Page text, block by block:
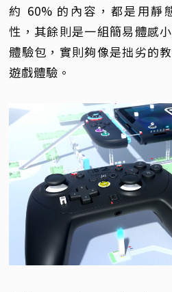
約 60% 的內容，都是用靜
性，其餘則是一組簡易體感
體驗包，實則夠像是拙劣的
遊戲體驗。